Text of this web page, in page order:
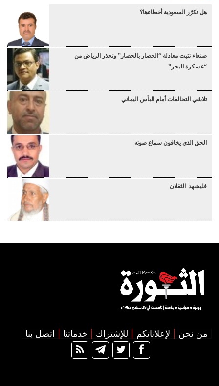
هل تكرّر السعودية أخطاءها؟
صنعاء تثبت معادلة “الحصار بالحصار” وتحذر الرياض من
“عسكرة البحر”
تلاشي التحالفات أمام البأس اليماني
الحق الذي يخافون سماع صوته
فليشهد الثقلان
من نحن لإعلاناتكم للإشتراك خدماتنا اتصل بنا